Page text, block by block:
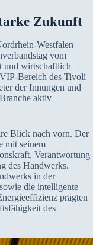
Zukunft
Westfalen
vom
und wirtschaftlich
Bereich des Tivoli
der Innungen und
aktiv
Blick nach vorn. Der
mit seinem
Verantwortung
des Handwerks.
in der
die intelligente
prägten
des